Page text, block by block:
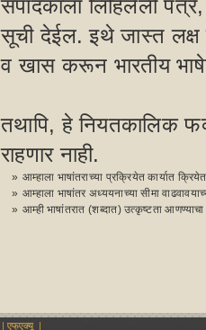
संपादकाला लिहिलेली
सूची देईल. इथे जास्त लक्ष
व खास करून भारतीय
तथापि, हे नियतकालिक
राहणार नाही.
» आम्हाला भाषांतराच्या प्रक्रियेत कार्यात
» आम्हाला भाषांतर अध्ययनाच्या सीमा
» आम्ही भाषांतरात (शब्दात) उत्कृष्टता
| एफ्एक्यू|